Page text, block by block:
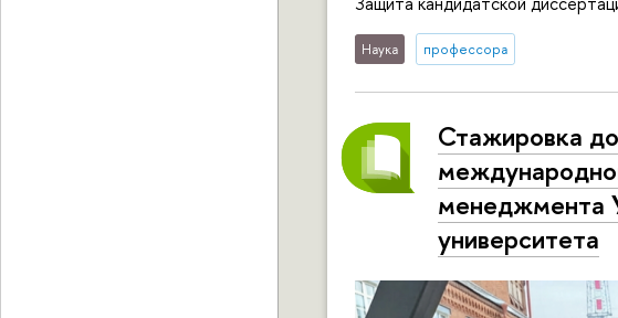
Наука профессора
Стажировка
менеджмента
университета